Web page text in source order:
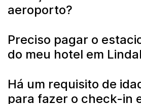
aeroporto?
Preciso pagar o
do meu hotel em
Há um requisito de
para fazer o check-in